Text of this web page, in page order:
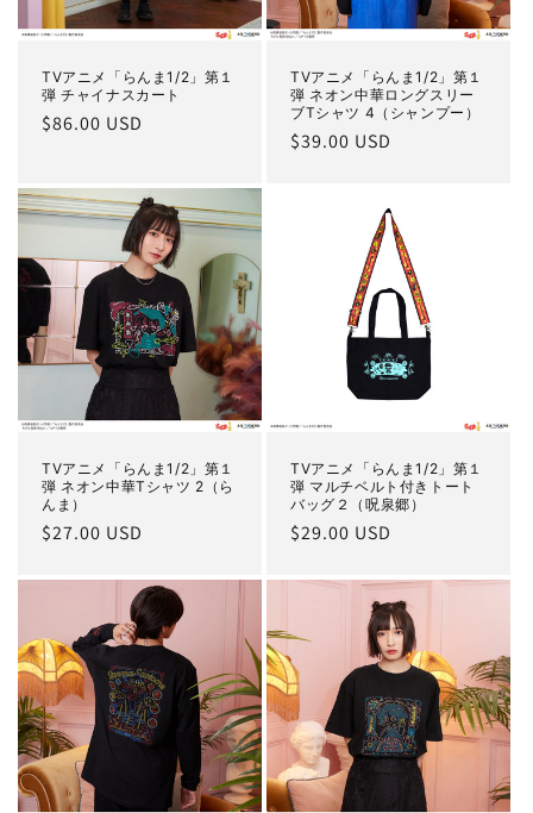
TVアニメ「らんま1/2」第１
弾 チャイナスカート
通
格
$86.00 USD
TVアニメ「らんま1/2」第１
弾 ネオン中華ロングスリー
ブTシャツ 4（シャンプー）
通
$39.00 USD
TVアニメ「らんま1/2」第１
弾 ネオン中華Tシャツ 2（ら
んま）
通
$27.00 USD
TVアニメ「らんま1/2」第１
弾 マルチベルト付きトート
バッグ２（呪泉郷）
通
$29.00 USD